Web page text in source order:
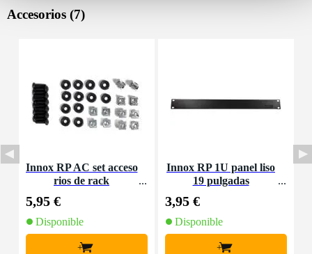
Accesorios (7)
Innox RP AC set acceso
rios de rack
5,95 €
Disponible
+
Innox RP 1U panel liso
19 pulgadas
3,95 €
Disponible
+